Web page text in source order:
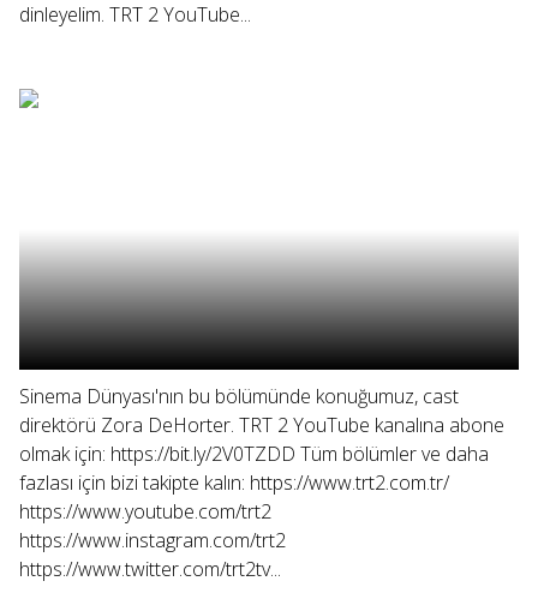
dinleyelim. TRT 2 YouTube...
Sinema Dünyası'nın bu bölümünde konuğumuz, cast
direktörü Zora DeHorter. TRT 2 YouTube kanalına abone
olmak için: https://bit.ly/2V0TZDD Tüm bölümler ve daha
fazlası için bizi takipte kalın: https://www.trt2.com.tr/
https://www.youtube.com/trt2
https://www.instagram.com/trt2
https://www.twitter.com/trt2tv...